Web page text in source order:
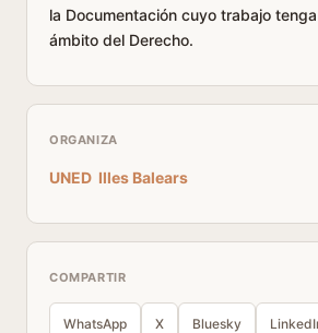
la Documentación cuyo trabajo
ámbito del Derecho.
ORGANIZA
UNED Illes Balears
COMPARTIR
WhatsApp X Bluesky